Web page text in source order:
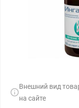
Внешний вид
на сайте